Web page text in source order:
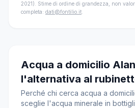
2021). Stime di ordine di grandezza, non
completa: dati@fontilio.it
Acqua a domicilio
l'alternativa al
Perché chi cerca acqua a
sceglie l'acqua minerale in